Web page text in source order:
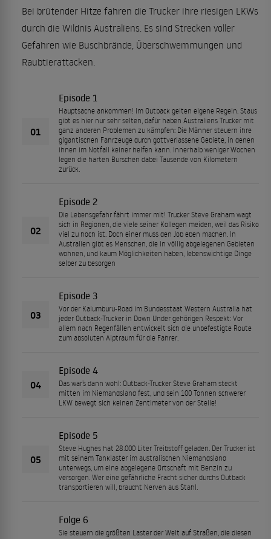
Bei brütender Hitze fahren die Trucker ihre riesigen LKWs
durch die Wildnis Australiens. Es sind Strecken voller
Gefahren wie Buschbrände, Überschwemmungen und
Raubtierattacken.
01
Episode 1
Hauptsache ankommen! Im Outback gelten eigene Regeln. Staus
gibt es hier nur sehr selten, dafür haben Australiens Trucker mit
ganz anderen Problemen zu kämpfen: Die Männer steuern ihre
gigantischen Fahrzeuge durch gottverlassene Gebiete, in denen
ihnen im Notfall keiner helfen kann. Innerhalb weniger Wochen
legen die harten Burschen dabei Tausende von Kilometern
zurück.
02
Episode 2
Die Lebensgefahr fährt immer mit! Trucker Steve Graham wagt
sich in Regionen, die viele seiner Kollegen meiden, weil das Risiko
viel zu hoch ist. Doch einer muss den Job eben machen. In
Australien gibt es Menschen, die in völlig abgelegenen Gebieten
wohnen, und kaum Möglichkeiten haben, lebenswichtige Dinge
selber zu besorgen
03
Episode 3
Vor der Kalumburu-Road im Bundesstaat Western Australia hat
jeder Outback-Trucker in Down Under gehörigen Respekt: Vor
allem nach Regenfällen entwickelt sich die unbefestigte Route
zum absoluten Alptraum für die Fahrer.
04
Episode 4
Das war’s dann wohl: Outback-Trucker Steve Graham steckt
mitten im Niemandsland fest, und sein 100 Tonnen schwerer
LKW bewegt sich keinen Zentimeter von der Stelle!
05
Episode 5
Steve Hughes hat 28.000 Liter Treibstoff geladen. Der Trucker ist
mit seinem Tanklaster im australischen Niemandsland
unterwegs, um eine abgelegene Ortschaft mit Benzin zu
versorgen. Wer eine gefährliche Fracht sicher durchs Outback
transportieren will, braucht Nerven aus Stahl.
Folge 6
Sie steuern die größten Laster der Welt auf Straßen, die diesen